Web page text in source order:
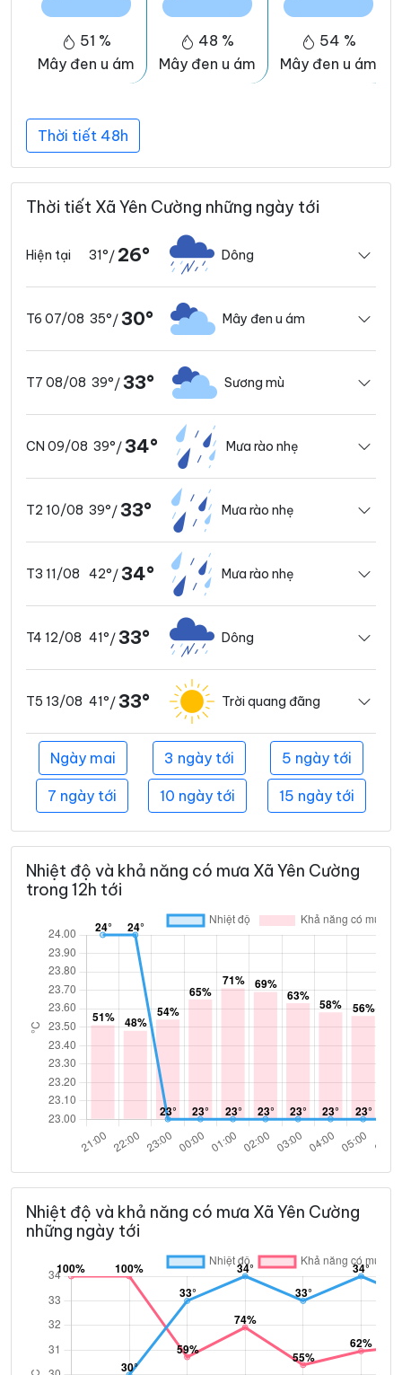
51 %
Mây đen u ám
48 %
Mây đen u ám
54 %
Mây đen u ám
Thời tiết 48h
Thời tiết Xã Yên Cường những ngày tới
Hiện tại 31°/ 26° Dông
T6 07/08 35°/ 30° Mây đen u ám
T7 08/08 39°/ 33° Sương mù
CN 09/08 39°/ 34° Mưa rào nhẹ
T2 10/08 39°/ 33° Mưa rào nhẹ
T3 11/08 42°/ 34° Mưa rào nhẹ
T4 12/08 41°/ 33° Dông
T5 13/08 41°/ 33° Trời quang đãng
Ngày mai 3 ngày tới 5 ngày tới
7 ngày tới 10 ngày tới 15 ngày tới
Nhiệt độ và khả năng có mưa Xã Yên Cường
trong 12h tới
Nhiệt độ và khả năng có mưa Xã Yên Cường
những ngày tới